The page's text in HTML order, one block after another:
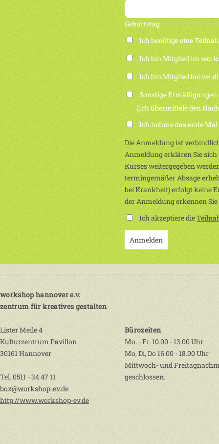
Geburtstag
Ich benötige eine
Ich bin Mitglied im
Ich bin Mitglied bei ver.di
Sonstige Ermäßigungen
(Ich übermittele den
Ich nehme das erste
Die Anmeldung ist
Anmeldung erklären Sie
Kurses weitergegeben
termingemäßer Absage
bei Krankheit) erfolgt keine
der Anmeldung erkennen
Ich akzeptiere die
Anmelden
workshop hannover e.v.
zentrum für kreatives gestalten
Lister Meile 4
Kulturzentrum Pavillon
30161 Hannover
Tel. 0511 - 34 47 11
box@workshop-ev.de
http://www.workshop-ev.de
Bürozeiten
Mo. - Fr. 10.00 - 13.00 Uhr
Mo, Di, Do 16.00 - 18.00 Uhr
Mittwoch- und
geschlossen.